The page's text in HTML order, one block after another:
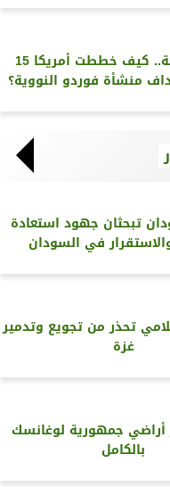
ضربة مؤجلة.. كيف خططت أمريكا 15
منشأة فوردو النووية؟
تبحثان جهود استعادة
في السودان
تحذر من تجويع وتدمير
غزة
أراضي جمهورية لوغانسك
بالكامل